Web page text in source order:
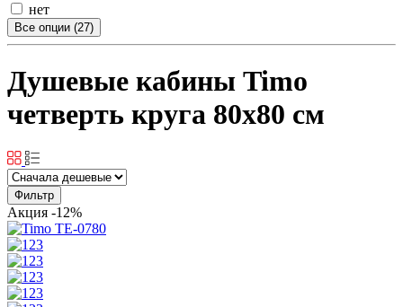
нет
Все опции (27)
Душевые кабины Timo
четверть круга 80x80 см
Фильтр
Акция -12%